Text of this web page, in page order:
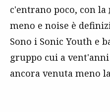
c'entrano poco, con la
meno e noise è
Sono i Sonic Youth e
gruppo cui a
ancora venuta meno